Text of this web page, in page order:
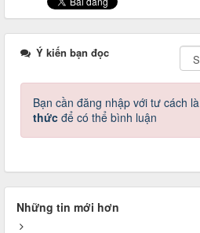
Ý kiến bạn đọc
Bạn cần đăng nhập với tư cách là
thức để có thể bình luận
Những tin mới hơn